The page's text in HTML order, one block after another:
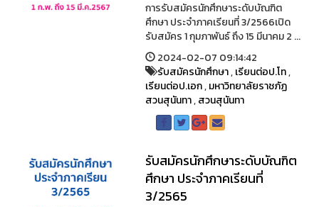
การรับสมัครนักศึกษาระดับบัณฑิต
ศึกษา ประจำภาคเรียนที่ 3/2566เปิด
รับสมัคร 1 กุมภาพันธ์ ถึง 15 มีนาคม 2 ...
2024-02-07 09:14:42
รับสมัครนักศึกษา,เรียนต่อป.โท,
เรียนต่อป.เอก,มหาวิทยาลัยราชภัฏ
สวนสุนันทา,สวนสุนันทา
รับสมัครนักศึกษาระดับบัณฑิต
ศึกษา ประจําภาคเรียนที่
3/2565